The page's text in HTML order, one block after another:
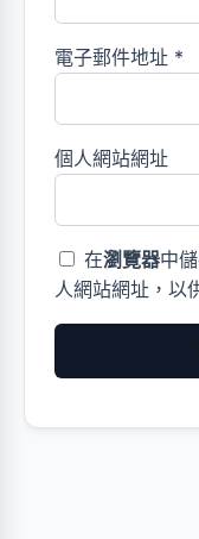
電子郵件地址 *
個人網站網址
在瀏覽器中
人網站網址，以